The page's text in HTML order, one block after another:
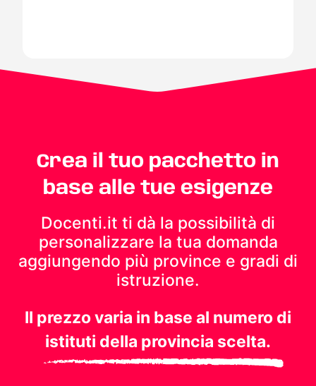
Crea il tuo pacchetto in
base alle tue esigenze
Docenti.it ti dà la possibilità di
personalizzare la tua domanda
aggiungendo più province e gradi di
istruzione.
Il prezzo varia in base al numero di
istituti della provincia scelta.